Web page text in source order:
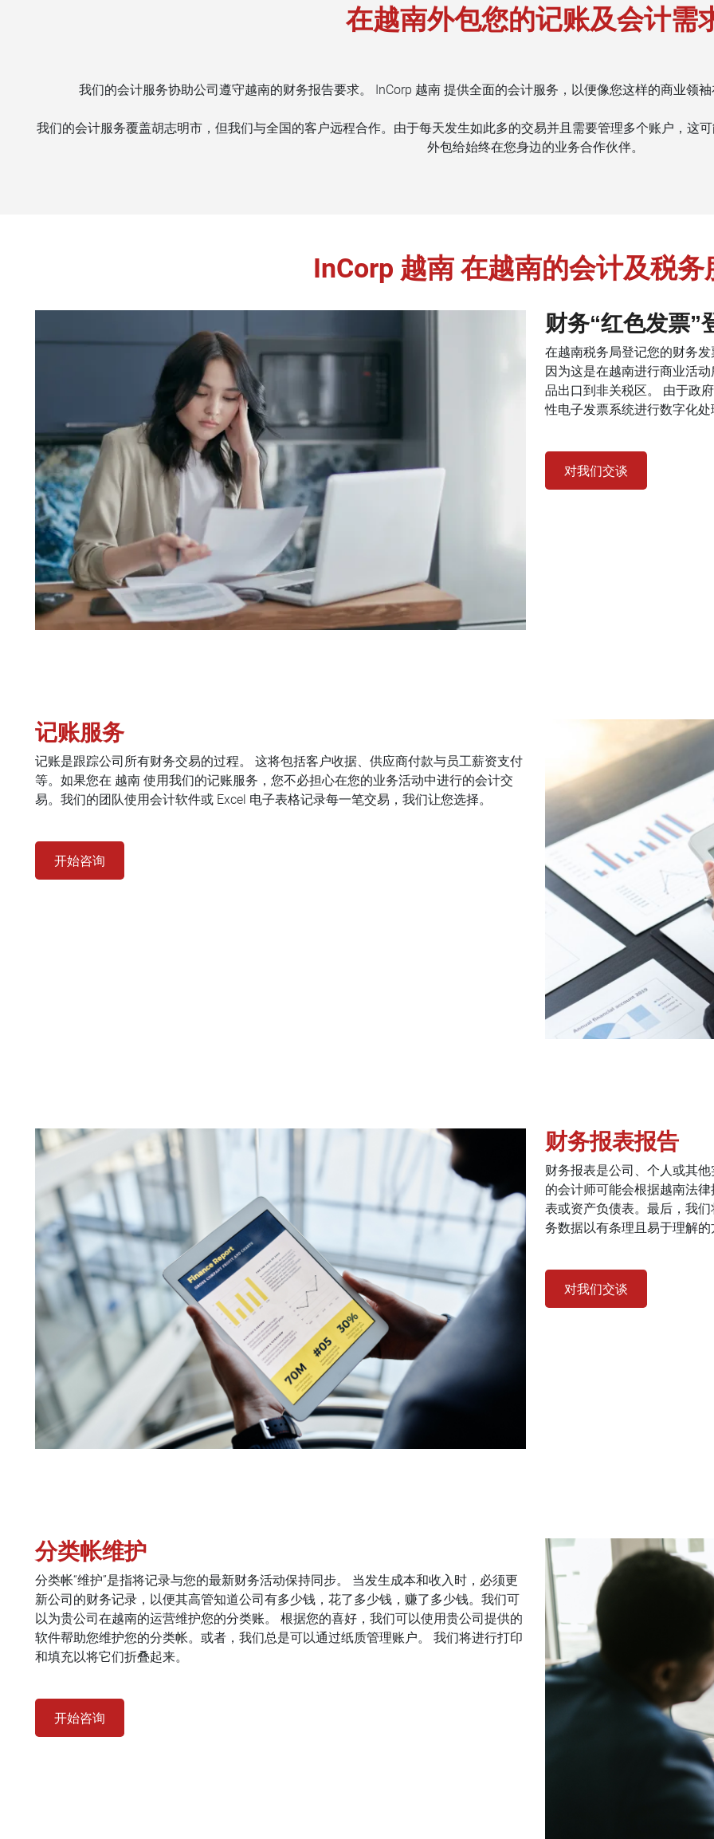
在越南外包您的记账及会计需
我们的会计服务协助公司遵守越南的财务报告要求。 InCorp 越南 提供全面的会计服务，以便像您这样的商业领
我们的会计服务覆盖胡志明市，但我们与全国的客户远程合作。由于每天发生如此多的交易并且需要管理多个账户，这
外包给始终在您身边的业务合作伙伴。
InCorp 越南 在越南的会计及税务
财务“红色发票”
在越南税务局登记您的财务
因为这是在越南进行商业活
品出口到非关税区。 由于政
性电子发票系统进行数字化
对我们交谈
记账服务
记账是跟踪公司所有财务交易的过程。 这将包括客户收据、供应商付款与员工薪资支付
等。如果您在 越南 使用我们的记账服务，您不必担心在您的业务活动中进行的会计交
易。我们的团队使用会计软件或 Excel 电子表格记录每一笔交易，我们让您选择。
开始咨询
财务报表报告
财务报表是公司、个人或其
的会计师可能会根据越南法
表或资产负债表。最后，我
务数据以有条理且易于理解
对我们交谈
分类帐维护
分类帐“维护”是指将记录与您的最新财务活动保持同步。 当发生成本和收入时，必须更
新公司的财务记录，以便其高管知道公司有多少钱，花了多少钱，赚了多少钱。我们可
以为贵公司在越南的运营维护您的分类账。 根据您的喜好，我们可以使用贵公司提供的
软件帮助您维护您的分类帐。或者，我们总是可以通过纸质管理账户。 我们将进行打印
和填充以将它们折叠起来。
开始咨询